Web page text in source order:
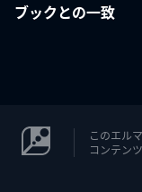
ブックとの一致
このエル
コンテン